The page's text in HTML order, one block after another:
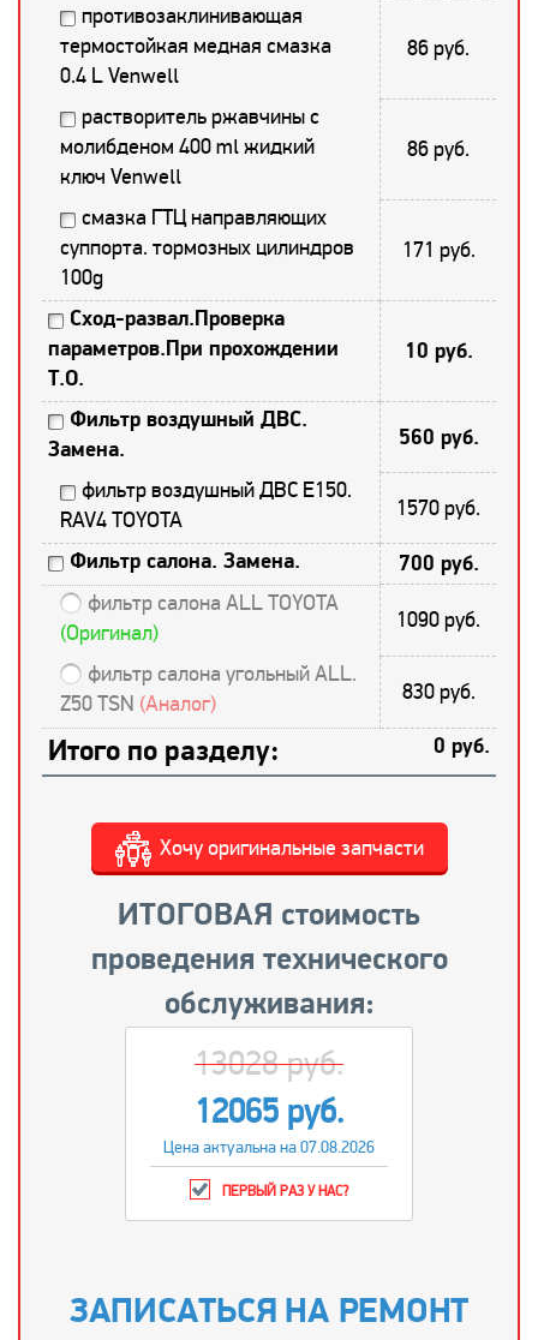
противозаклинивающая
термостойкая медная смазка
0.4 L Venwell
86 руб.
растворитель ржавчины с
молибденом 400 ml жидкий
ключ Venwell
86 руб.
смазка ГТЦ направляющих
суппорта. тормозных цилиндров
100g
171 руб.
Сход-развал.Проверка
параметров.При прохождении
Т.О.
10 руб.
Фильтр воздушный ДВС.
Замена.
560 руб.
фильтр воздушный ДВС E150.
RAV4 TOYOTA
1570 руб.
Фильтр салона. Замена. 700 руб.
фильтр салона ALL TOYOTA
(Оригинал)
1090 руб.
фильтр салона угольный ALL.
Z50 TSN (Аналог) 830 руб.
Итого по разделу: 0 руб.
ИТОГОВАЯ стоимость
проведения технического
обслуживания:
Хочу оригинальные запчасти
13028 руб.
12065 руб.
Цена актуальна на 07.08.2026
ПЕРВЫЙ РАЗ У НАС?
ЗАПИСАТЬСЯ НА РЕМОНТ